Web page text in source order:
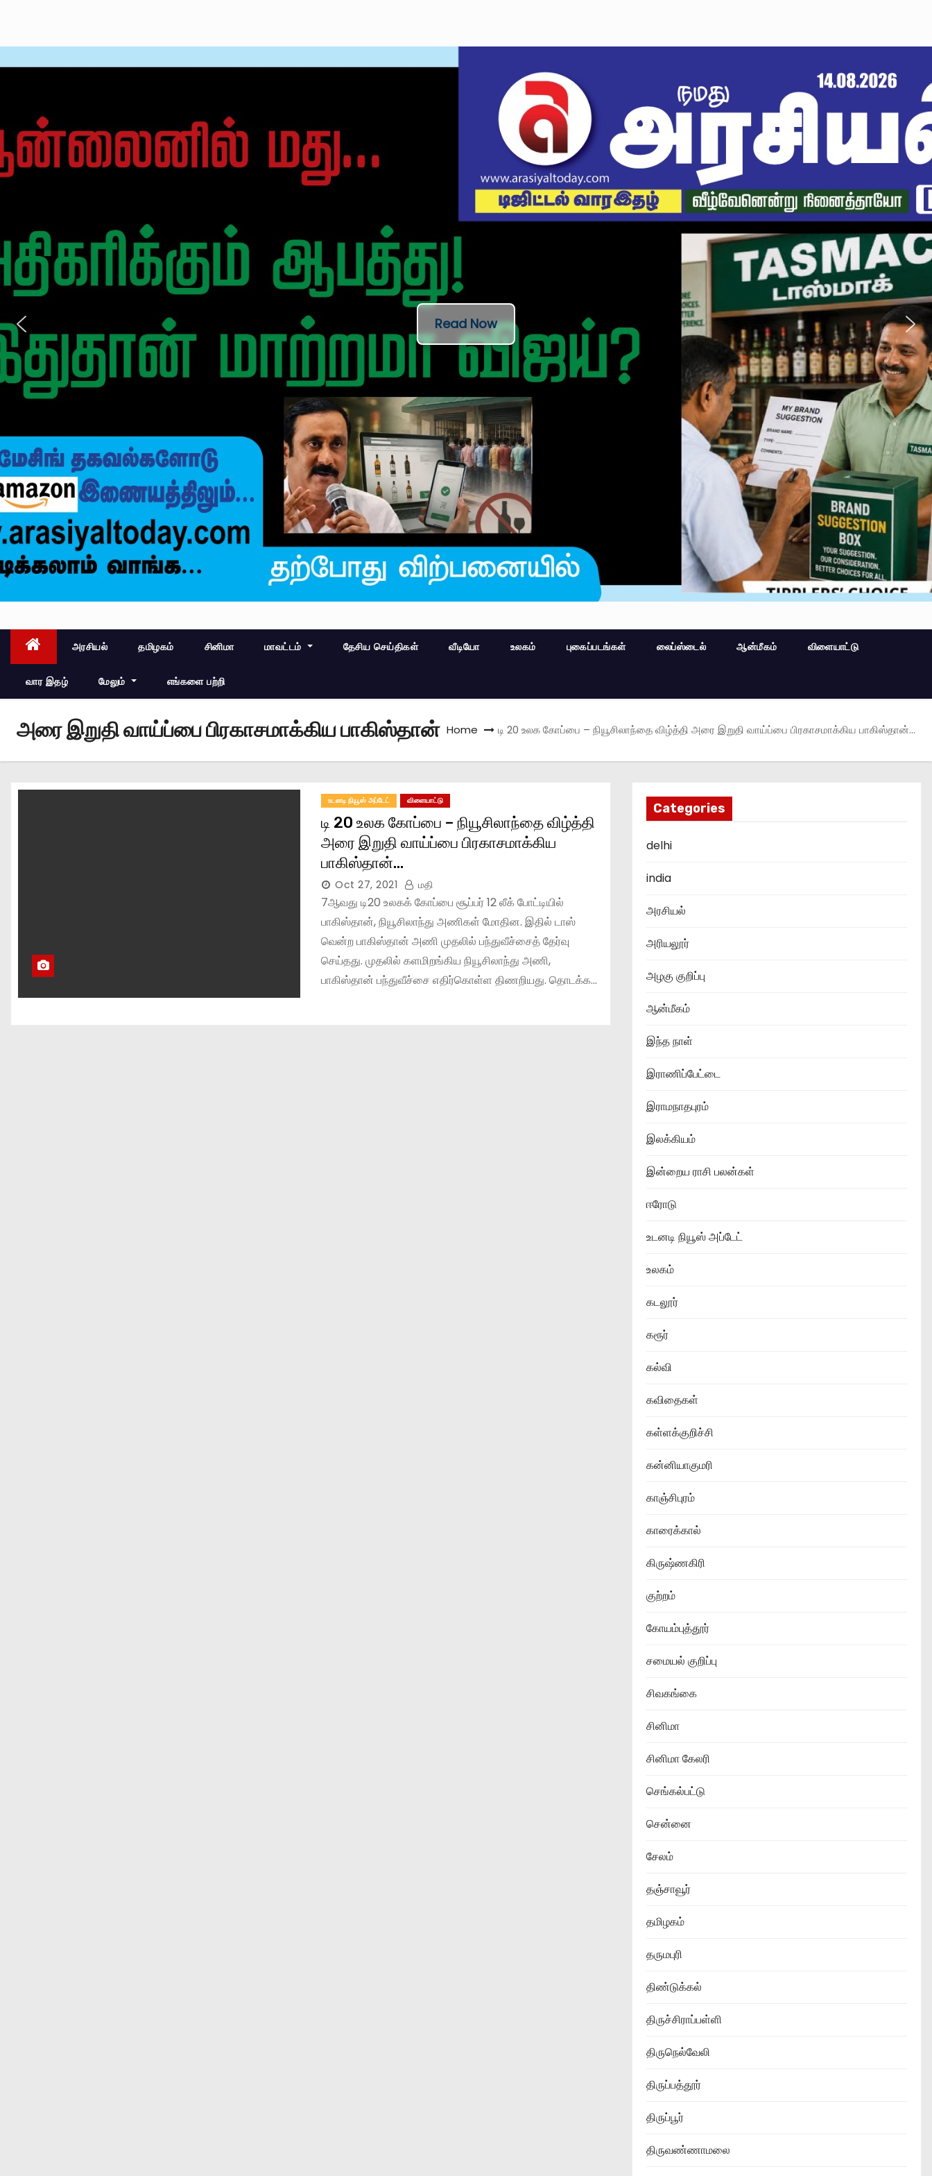
Read Now
அரசியல் தமிழகம் சினிமா மாவட்டம் தேசிய செய்திகள் வீடியோ உலகம் புகைப்படங்கள் லைப்ஸ்டைல் ஆன்மீகம் விளையாட்டு
வார இதழ் மேலும் எங்களை பற்றி
அரை இறுதி வாய்ப்பை பிரகாசமாக்கிய பாகிஸ்தான் Home டி 20 உலக கோப்பை – நியூசிலாந்தை விழ்த்தி அரை இறுதி வாய்ப்பை பிரகாசமாக்கிய பாகிஸ்தான்…
உடனடி நியூஸ் அப்டேட் விளையாட்டு
டி 20 உலக கோப்பை – நியூசிலாந்தை விழ்த்தி
அரை இறுதி வாய்ப்பை பிரகாசமாக்கிய
பாகிஸ்தான்…
Oct 27, 2021 மதி
7ஆவது டி20 உலகக் கோப்பை சூப்பர் 12 லீக் போட்டியில்
பாகிஸ்தான், நியூசிலாந்து அணிகள் மோதின. இதில் டாஸ்
வென்ற பாகிஸ்தான் அணி முதலில் பந்துவீச்சைத் தேர்வு
செய்தது. முதலில் களமிறங்கிய நியூசிலாந்து அணி,
பாகிஸ்தான் பந்துவீச்சை எதிர்கொள்ள திணறியது. தொடக்க…
Categories
delhi
india
அரசியல்
அரியலூர்
அழகு குறிப்பு
ஆன்மீகம்
இந்த நாள்
இராணிப்பேட்டை
இராமநாதபுரம்
இலக்கியம்
இன்றைய ராசி பலன்கள்
ஈரோடு
உடனடி நியூஸ் அப்டேட்
உலகம்
கடலூர்
கரூர்
கல்வி
கவிதைகள்
கள்ளக்குறிச்சி
கன்னியாகுமரி
காஞ்சிபுரம்
காரைக்கால்
கிருஷ்ணகிரி
குற்றம்
கோயம்புத்தூர்
சமையல் குறிப்பு
சிவகங்கை
சினிமா
சினிமா கேலரி
செங்கல்பட்டு
சென்னை
சேலம்
தஞ்சாவூர்
தமிழகம்
தருமபுரி
திண்டுக்கல்
திருச்சிராப்பள்ளி
திருநெல்வேலி
திருப்பத்தூர்
திருப்பூர்
திருவண்ணாமலை